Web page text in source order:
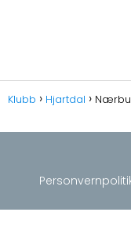
Klubb Hjartdal